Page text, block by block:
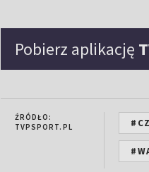
Pobierz aplikację
ŹRÓDŁO:
TVPSPORT.PL